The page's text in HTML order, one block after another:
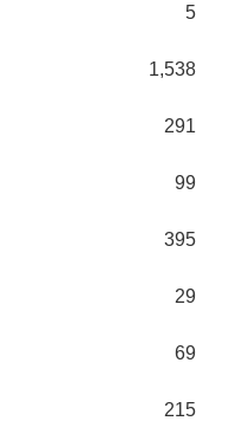
5
1,538
291
99
395
29
69
215